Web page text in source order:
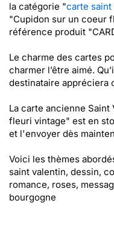
la catégorie "carte
"Cupidon sur un coeur
référence produit
Le charme des cartes
charmer l’être aimé.
destinataire appréciera
La carte ancienne
fleuri vintage" est en
et l'envoyer dès
Voici les thèmes
saint valentin, dessin,
romance, roses,
bourgogne